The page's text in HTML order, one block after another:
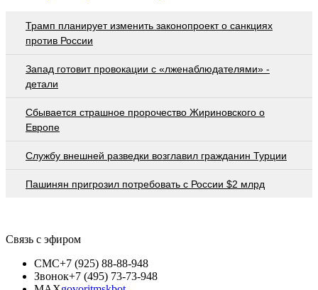
Трамп планирует изменить законопроект о санкциях
против России
Запад готовит провокации с «лженаблюдателями» -
детали
Сбывается страшное пророчество Жириновского о
Европе
Службу внешней разведки возглавил гражданин Турции
Пашинян пригрозил потребовать c России $2 млрд
Связь с эфиром
СМС+7 (925) 88-88-948
Звонок+7 (495) 73-73-948